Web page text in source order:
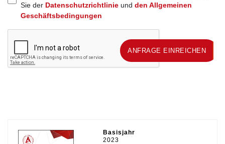
Sie der Datenschutzrichtlinieund den Allgemeinen
Geschäftsbedingungen
ANFRAGE EINREICHEN ANFRAGE EINREICHEN
Basisjahr
2023